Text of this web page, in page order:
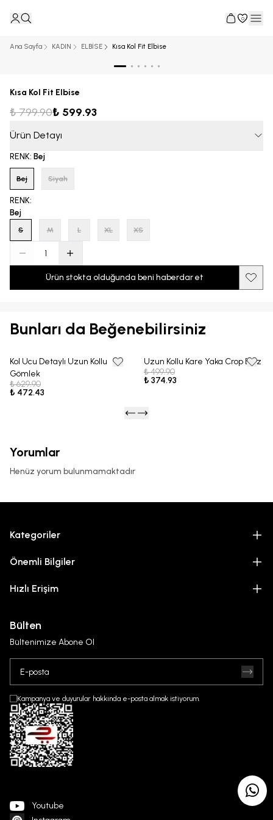
0
Ana Sayfa KADIN ELBİSE Kısa Kol Fit Elbise
Kısa Kol Fit Elbise
₺ 799.90₺ 599.93
Ürün Detayı
RENK: Bej
Bej Siyah
RENK:
Bej
S M L XL XS
Ürün stokta olduğunda beni haberdar et
Bunları da Beğenebilirsiniz
25% OFF
Kol Ucu Detaylı Uzun Kollu
Gömlek
₺ 629.90
₺ 472.43
25% OFF
Uzun Kollu Kare Yaka Crop Bluz
₺ 499.90
₺ 374.93
Yorumlar
Henüz yorum bulunmamaktadır
Kategoriler
Önemli Bilgiler
Hızlı Erişim
Bülten
Bültenimize Abone Ol
Kampanya ve duyurular hakkında e-posta almak istiyorum.
Youtube